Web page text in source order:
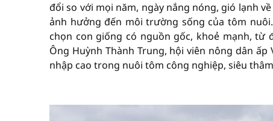
đổi so với mọi năm, ngày nắng nóng, gió lạnh
ảnh hưởng đến môi trường sống của tôm
chọn con giống có nguồn gốc, khoẻ mạnh,
Ông Huỳnh Thành Trung, hội viên nông dân
nhập cao trong nuôi tôm công nghiệp, siêu